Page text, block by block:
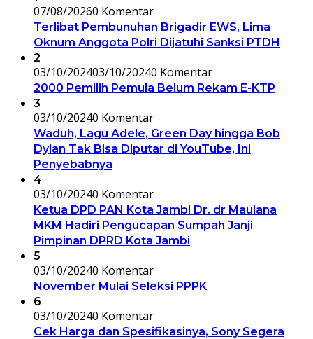
07/08/20260 Komentar
Terlibat Pembunuhan Brigadir EWS, Lima
Oknum Anggota Polri Dijatuhi Sanksi PTDH
2
03/10/202403/10/20240 Komentar
2000 Pemilih Pemula Belum Rekam E-KTP
3
03/10/20240 Komentar
Waduh, Lagu Adele, Green Day hingga Bob
Dylan Tak Bisa Diputar di YouTube, Ini
Penyebabnya
4
03/10/20240 Komentar
Ketua DPD PAN Kota Jambi Dr. dr Maulana
MKM Hadiri Pengucapan Sumpah Janji
Pimpinan DPRD Kota Jambi
5
03/10/20240 Komentar
November Mulai Seleksi PPPK
6
03/10/20240 Komentar
Cek Harga dan Spesifikasinya, Sony Segera